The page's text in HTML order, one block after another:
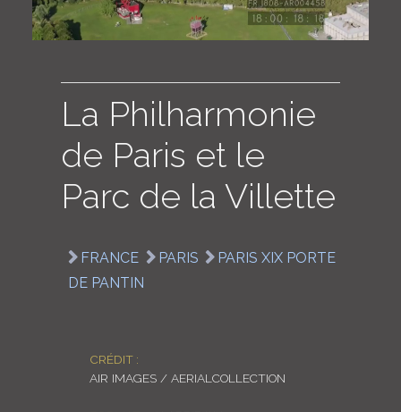
LOGIN
La Philharmonie
de Paris et le
Parc de la Villette
FRANCE PARIS
PARIS XIX PORTE
DE PANTIN
CRÉDIT :
AIR IMAGES / AERIALCOLLECTION